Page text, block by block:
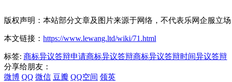
版权声明：本站部分文章及图片来源于网络，不代表乐网企服立
本文链接： https://www.lewang.ltd/wiki/71.html
标签: 商标异议答辩申请商标异议答辩商标异议答辩时间异议答辩
分享给朋友：
微博 QQ 微信 豆瓣 QQ空间 领英